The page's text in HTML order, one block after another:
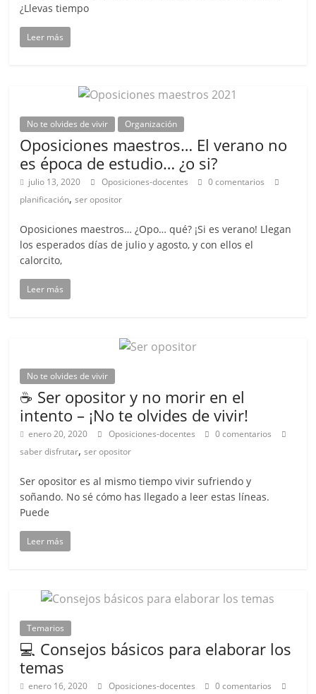
¿Llevas tiempo
Leer más
No te olvides de vivir Organización
Oposiciones maestros… El verano no
es época de estudio… ¿o si?
julio 13, 2020 Oposiciones-docentes
0 comentarios
planificación,ser opositor
Oposiciones maestros… ¿Opo… qué? ¡Si es verano! Llegan
los esperados días de julio y agosto, y con ellos el
calorcito,
Leer más
No te olvides de vivir
☕️ Ser opositor y no morir en el
intento – ¡No te olvides de vivir!
enero 20, 2020 Oposiciones-docentes
0 comentarios
saber disfrutar,ser opositor
Ser opositor es al mismo tiempo vivir sufriendo y
soñando. No sé cómo has llegado a leer estas líneas.
Puede
Leer más
Temarios
💻 Consejos básicos para elaborar los
temas
enero 16, 2020 Oposiciones-docentes
0 comentarios